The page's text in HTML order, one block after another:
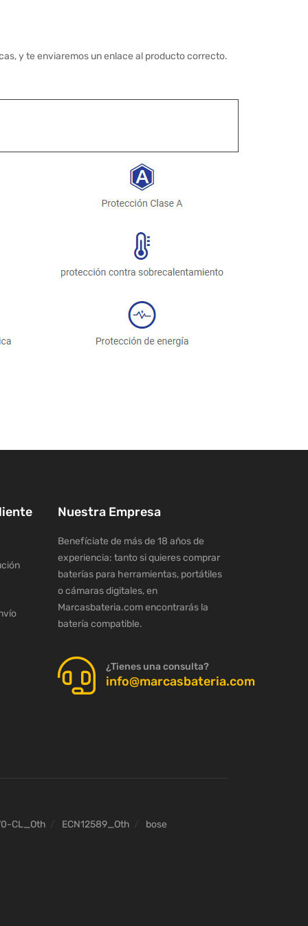
y te enviaremos un enlace al producto correcto.
Nuestra Empresa
Benefíciate de más de 18 años de
experiencia: tanto si quieres comprar
baterías para herramientas, portátiles
o cámaras digitales, en
Marcasbateria.com encontrarás la
batería compatible.
¿Tienes una consulta?
info@marcasbateria.com
CL_Oth ECN12589_Oth bose